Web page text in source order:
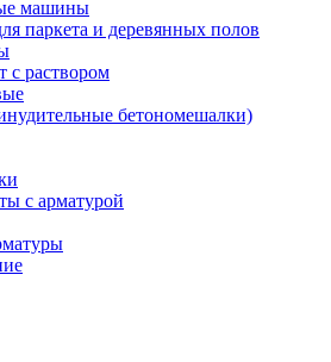
машины
паркета и деревянных полов
с раствором
бетономешалки)
с арматурой